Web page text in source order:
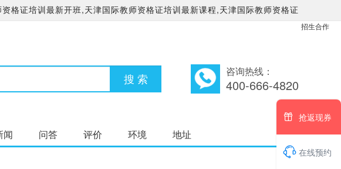
格证培训最新开班,天津国际教师资格证培训最新课程,天津国际教师资格证
招生合作
咨询热线：
400-666-4820
闻 问答 评价 环境 地址
 抢返现券
 在线预约